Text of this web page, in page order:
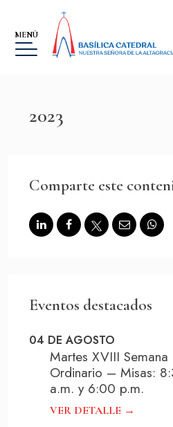
MENÚ
MUSEO
LA ALTAGRACIA
SOBRE LA FUNDACIÓN
CONTACTO
PREGUNTAS FRECUENTES
2023
Comparte este
Eventos destacados
04 DE AGOSTO
Martes XVIII
Ordinario – Misas:
a.m. y 6:00 p.m.
VER DETALLE →